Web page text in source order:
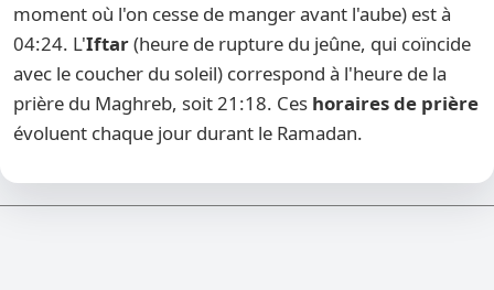
moment où l'on cesse de manger avant l'aube) est à
04:24. L'Iftar(heure de rupture du jeûne, qui coïncide
avec le coucher du soleil) correspond à l'heure de la
prière du Maghreb, soit 21:18. Ces horaires de prière
évoluent chaque jour durant le Ramadan.